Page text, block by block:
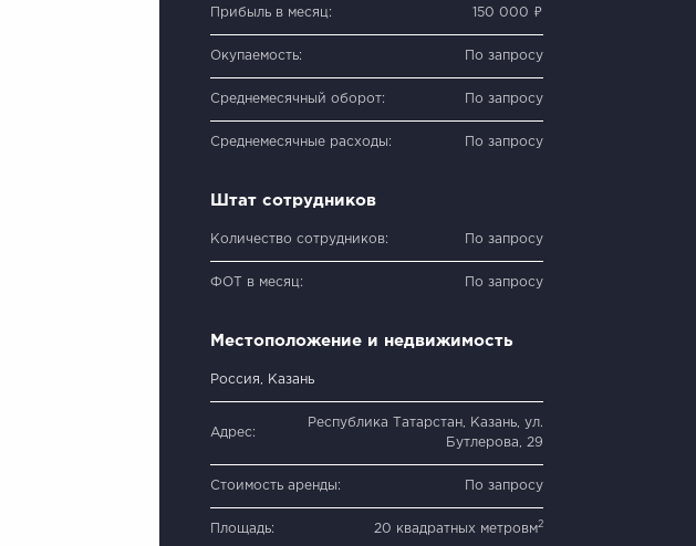
Прибыль в месяц: 150 000 ₽
Окупаемость: По запросу
Среднемесячный оборот: По запросу
Среднемесячные расходы: По запросу
Штат сотрудников
Количество сотрудников: По запросу
ФОТ в месяц: По запросу
Местоположение и недвижимость
Россия, Казань
Адрес:
Республика Татарстан, Казань, ул.
Бутлерова, 29
Стоимость аренды: По запросу
Площадь: 20 квадратных метровм2